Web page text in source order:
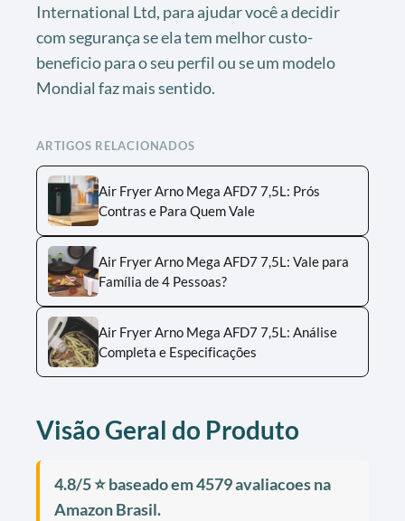
International Ltd, para ajudar você a decidir
com segurança se ela tem melhor custo-
beneficio para o seu perfil ou se um modelo
Mondial faz mais sentido.
ARTIGOS RELACIONADOS
Air Fryer Arno Mega AFD7 7,5L: Prós
Contras e Para Quem Vale
Air Fryer Arno Mega AFD7 7,5L: Vale para
Família de 4 Pessoas?
Air Fryer Arno Mega AFD7 7,5L: Análise
Completa e Especificações
Visão Geral do Produto
4.8/5 ⭐ baseado em 4579 avaliacoes na
Amazon Brasil.